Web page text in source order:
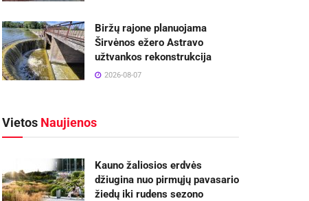
Biržų rajone planuojama
Širvėnos ežero Astravo
užtvankos rekonstrukcija
2026-08-07
Vietos Naujienos
Kauno žaliosios erdvės
džiugina nuo pirmųjų pavasario
žiedų iki rudens sezono